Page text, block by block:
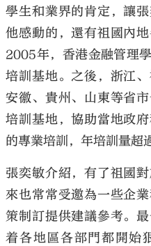
學生和業界的肯定，讓
他感動的，還有祖國內
2005年，香港金融管理
培訓基地。之後，浙江
安徽、貴州、山東等省
培訓基地，協助當地政
的專業培訓，年培訓量超
張奕敏介紹，有了祖國
來也常常受邀為一些企
策制訂提供建議參考。
着各地區各部門都開始